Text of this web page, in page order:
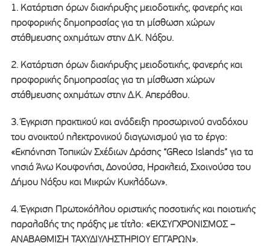
1. Κατάρτιση όρων διακήρυξης μειοδοτικής, φανερής και
προφορικής δημοπρασίας για τη μίσθωση χώρων
στάθμευσης οχημάτων στην Δ.Κ. Νάξου.
2. Κατάρτιση όρων διακήρυξης μειοδοτικής, φανερής και
προφορικής δημοπρασίας για τη μίσθωση χώρων
στάθμευσης οχημάτων στην Δ.Κ. Απεράθου.
3. Έγκριση πρακτικού και ανάδειξη προσωρινού αναδόχου
του ανοικτού ηλεκτρονικού διαγωνισμού για το έργο:
«Εκπόνηση Τοπικών Σχέδιων Δράσης “GReco Islands” για τα
νησιά Άνω Κουφονήσι, Δονούσα, Ηρακλειά, Σχοινούσα του
Δήμου Νάξου και Μικρών Κυκλάδων».
4. Έγκριση Πρωτοκόλλου οριστικής ποσοτικής και ποιοτικής
παραλαβής της πράξης με τίτλο: «ΕΚΣΥΓΧΡΟΝΙΣΜΟΣ –
ΑΝΑΒΑΘΜΙΣΗ ΤΑΧΥΔΙΥΛΗΣΤΗΡΙΟΥ ΕΓΓΑΡΩΝ».